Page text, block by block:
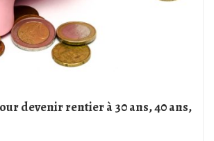
devenir rentier à 30 ans, 40 ans,